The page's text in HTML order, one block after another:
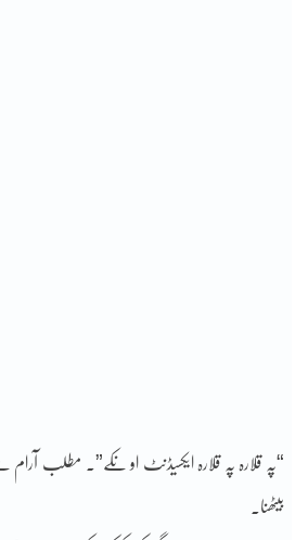
“پہ قلارہ پہ قلارہ ایکسیڈنٹ او نکے”۔ مطلب آرام
بیٹھنا۔